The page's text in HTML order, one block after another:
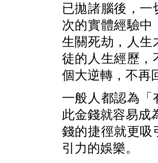
已拋諸腦後，
次的實體經驗中
生關死劫，人生
徒的人生經歷，
個大逆轉，不再
一般人都認為「
此金錢就容易成
錢的捷徑就更吸
引力的娛樂。